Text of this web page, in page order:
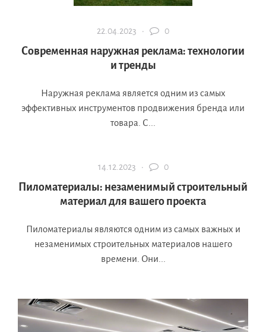
22.04.2023 · 0
Современная наружная реклама: технологии
и тренды
Наружная реклама является одним из самых
эффективных инструментов продвижения бренда или
товара. С...
14.12.2023 · 0
Пиломатериалы: незаменимый строительный
материал для вашего проекта
Пиломатериалы являются одним из самых важных и
незаменимых строительных материалов нашего
времени. Они...